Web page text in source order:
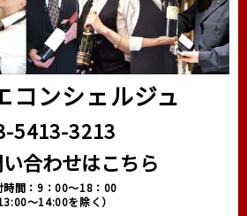
コンシェルジュ
5413-3213
合わせはこちら
時間：9：00～18：00
13:00～14:00を除く）